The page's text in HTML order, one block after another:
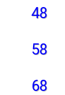
48
58
68